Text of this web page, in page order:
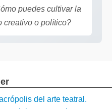
puedes cultivar la
creativo o político?
del arte teatral.